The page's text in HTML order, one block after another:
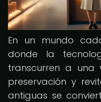
En un mundo
donde la
transcurren a una
preservación y
antiguas se